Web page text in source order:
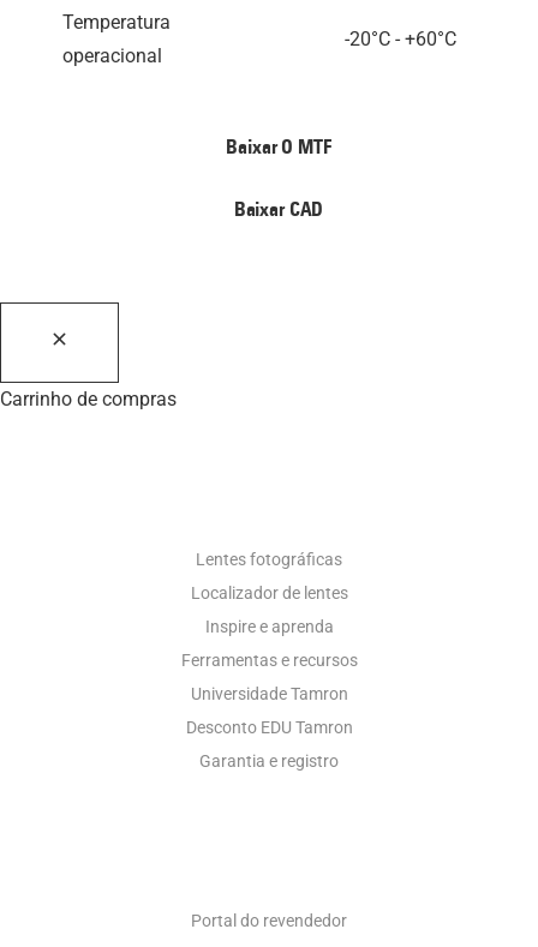
Temperatura
operacional
-20°C - +60°C
Baixar O MTF
Baixar CAD
Carrinho de compras
Lentes fotográficas
Localizador de lentes
Inspire e aprenda
Ferramentas e recursos
Universidade Tamron
Desconto EDU Tamron
Garantia e registro
Portal do revendedor